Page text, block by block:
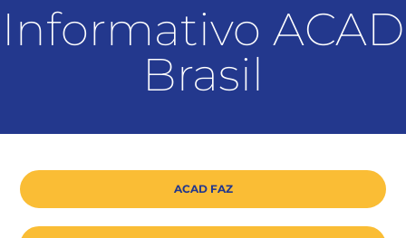
Informativo ACAD
Brasil
ACAD FAZ